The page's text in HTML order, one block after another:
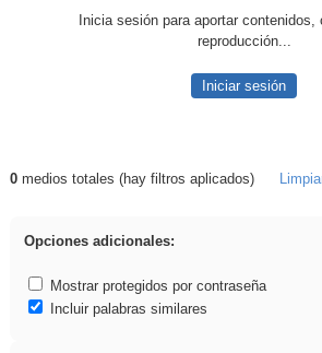
Inicia sesión para aportar
reproducción...
Iniciar sesión
Resultados de: realista
0medios totales (hay filtros aplicados)
Opciones adicionales:
Mostrar protegidos por contraseña
Incluir palabras similares